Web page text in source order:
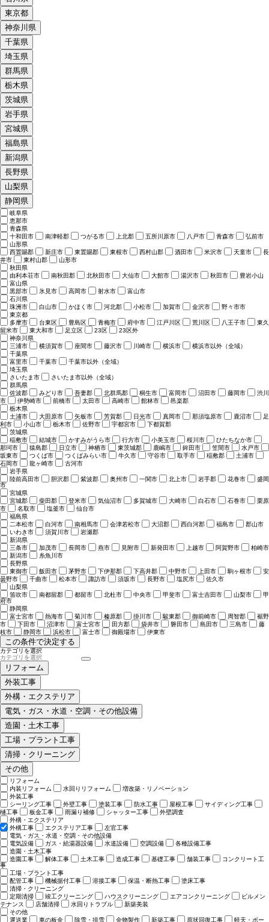
東京都
神奈川県
千葉県
埼玉県
群馬県
栃木県
茨城県
岩手県
宮城県
福島県
新潟県
長野県
山梨県
静岡県
岐阜県
恵那市
青森県
十和田市
南津軽郡 つがる市 上北郡 五所川原市 八戸市 青森市
弘前市
山形県
西置賜郡
新庄市 東置賜郡 東根市 西村山郡 酒田市 米沢市 天童市
長
井市
東村山郡
山形市
秋田県
由利本荘市
南秋田郡 北秋田市 大仙市 大館市 湯沢市 秋田市
豊岩小山
富山県
黒部市
氷見市 高岡市 射水市
富山市
石川県
珠洲市
白山市 かほく市 河北郡 小松市 加賀市 金沢市
野々市市
東京都
多摩市
台東区 豊島区 青梅市 府中市 江戸川区 荒川区 八王子市
東久
留米市
東大和市 足立区 23区
23区外
神奈川県
三浦市
横須賀市 座間市 藤沢市 川崎市 横浜市
横浜市以外（全域）
千葉県
富里市
千葉市
千葉市以外（全域）
埼玉県
さいたま市
さいたま市以外（全域）
群馬県
佐波郡
みどり市 吾妻郡 北群馬郡 桐生市 富岡市 沼田市 藤岡市
渋川
市
伊勢崎市 前橋市 太田市 高崎市 館林市
邑楽郡
栃木県
土浦市
大田原市 矢板市 芳賀郡 日光市 真岡市 那須塩原市 鹿沼市
足
利市
小山市 栃木市 佐野市 宇都宮市
下都賀郡
茨城県
稲敷市
結城市 かすみがうら市 行方市 小美玉市 桜川市
ひたちなか市
那珂市
猿島郡 日立市 神栖市 東茨城郡 鹿嶋市 鉾田市 笠間市
水戸市
坂東市
つくば市 つくばみらい市 牛久市 守谷市 取手市 稲敷郡
土浦市
石岡市
龍ヶ崎市
古河市
岩手県
陸前高田市
胆沢郡 紫波郡 奥州市 一関市 北上市 岩手郡 花巻市
盛岡
市
宮城県
宮城郡
柴田郡 登米市 気仙沼市 多賀城市 大崎市 白石市 石巻市
栗原
市
名取市 塩釜市
仙台市
福島県
二本松市
白河市 南相馬市 会津若松市 大沼郡 西白河郡 福島市
郡山市
いわき市
須賀川市
岩瀬郡
新潟県
三条市
加茂市 長岡市 燕市 見附市 新発田市 上越市 阿賀野市
柏崎市
新潟市
糸魚川市
長野県
東御市
飯田市 茅野市 下伊那郡 下高井郡 中野市 上田市 駒ヶ根市
安
曇野市
千曲市 松本市 諏訪市 須坂市 長野市 塩尻市
佐久市
山梨県
笛吹市
南都留郡 都留市 北杜市 中央市 甲斐市 富士吉田市 山梨市
甲
府市
静岡県
富士宮市
熱海市 菊川市 榛原郡 掛川市 駿東郡 御前崎市 周智郡
裾野
市
下田市 沼津市 富士宮市 田方郡 袋井市 磐田市 島田市 三島市
藤
枝市
静岡市 浜松市 富士市 御殿場市 伊東市
この条件で決定する
カテゴリを選択
リフォーム
外装工事
外構・エクステリア
電気・ガス・水道・空調・その他設備
造園・土木工事
工場・プラント工事
清掃・クリーニング
その他
リフォーム
内装リフォーム
水回りリフォーム
増改築・リノベーション
外装工事
シーリング工事
外壁工事 塗装工事 防水工事 屋根工事
サイディング工事
樋工事
板金工事 雨漏り補修 シャッター工事
外壁調査
外構・エクステリア
外構工事
エクステリア工事
左官工事
電気・ガス・水道・空調・その他設備
電気設備
ガス・給湯器設備 水道設備 空調設備
各種設備工事
造園・土木工事
造園工事
解体工事 土木工事 造成工事 基礎工事 舗装工事
コンクリート工
事
工場・プラント工事
配管工事
機械据付工事 溶接工事 保温・断熱工事
塗床工事
清掃・クリーニング
定期清掃
竣工クリーニング ハウスクリーニング エアコンクリーニング
ビルメン
テナンス
店舗清掃 水回りトラブル
新築美装
その他
運送業
車の板金 除雪・排雪 金物製作 新築工事 原状回復工事
軽天・ボー